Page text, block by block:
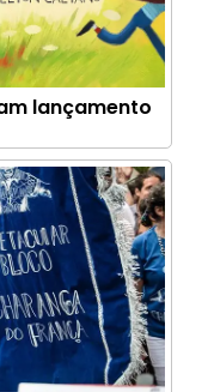
lançamento